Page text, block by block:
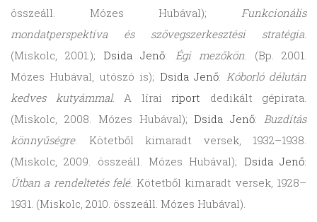
összeáll. Mózes Hubával); Funkcionális
mondatperspektíva és szövegszerkesztési stratégia.
(Miskolc, 2001.); Dsida Jenő: Égi mezőkön. (Bp. 2001.
Mózes Hubával, utószó is); Dsida Jenő: Kóborló délután
kedves kutyámmal. A lírai riport dedikált gépirata.
(Miskolc, 2008. Mózes Hubával); Dsida Jenő:Buzdítás
könnyűségre. Kötetből kimaradt versek, 1932–1938.
(Miskolc, 2009. összeáll. Mózes Hubával); Dsida Jenő:
Útban a rendeltetés felé. Kötetből kimaradt versek, 1928–
1931. (Miskolc, 2010. összeáll. Mózes Hubával).